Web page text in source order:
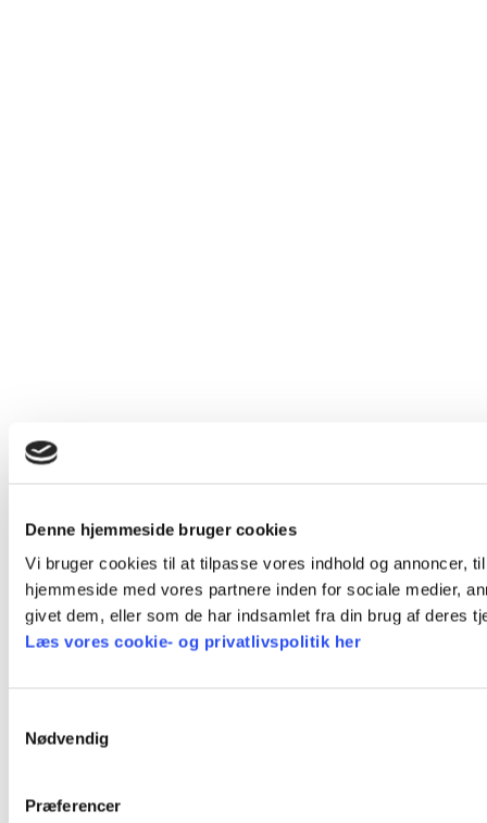
Denne hjemmeside bruger cookies
Vi bruger cookies til at tilpasse vores indhold og annoncer,
hjemmeside med vores partnere inden for sociale medier,
givet dem, eller som de har indsamlet fra din brug af deres
Læs vores cookie- og privatlivspolitik her
Nødvendig
Præferencer